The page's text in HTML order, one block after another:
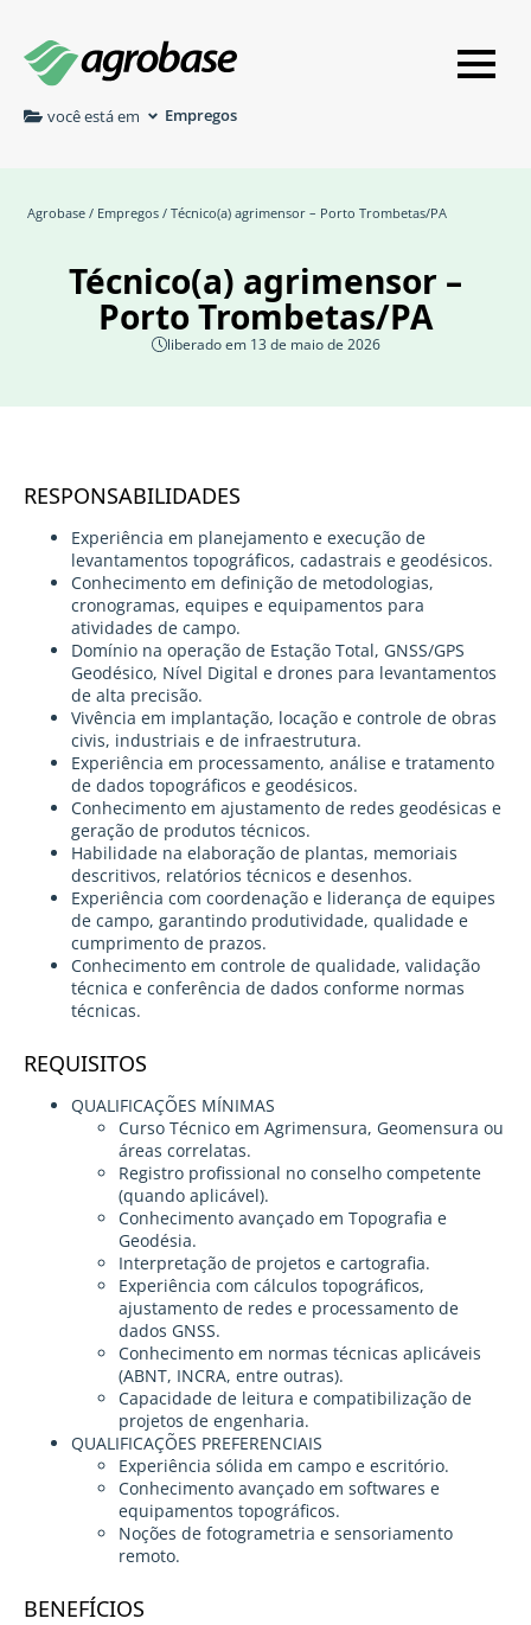
você está em Empregos
Agrobase / Empregos / Técnico(a) agrimensor – Porto Trombetas/PA
Técnico(a) agrimensor –
Porto Trombetas/PA
liberado em 13 de maio de 2026
RESPONSABILIDADES
Experiência em planejamento e execução de
levantamentos topográficos, cadastrais e geodésicos.
Conhecimento em definição de metodologias,
cronogramas, equipes e equipamentos para
atividades de campo.
Domínio na operação de Estação Total, GNSS/GPS
Geodésico, Nível Digital e drones para levantamentos
de alta precisão.
Vivência em implantação, locação e controle de obras
civis, industriais e de infraestrutura.
Experiência em processamento, análise e tratamento
de dados topográficos e geodésicos.
Conhecimento em ajustamento de redes geodésicas e
geração de produtos técnicos.
Habilidade na elaboração de plantas, memoriais
descritivos, relatórios técnicos e desenhos.
Experiência com coordenação e liderança de equipes
de campo, garantindo produtividade, qualidade e
cumprimento de prazos.
Conhecimento em controle de qualidade, validação
técnica e conferência de dados conforme normas
técnicas.
REQUISITOS
QUALIFICAÇÕES MÍNIMAS
Curso Técnico em Agrimensura, Geomensura ou
áreas correlatas.
Registro profissional no conselho competente
(quando aplicável).
Conhecimento avançado em Topografia e
Geodésia.
Interpretação de projetos e cartografia.
Experiência com cálculos topográficos,
ajustamento de redes e processamento de
dados GNSS.
Conhecimento em normas técnicas aplicáveis
(ABNT, INCRA, entre outras).
Capacidade de leitura e compatibilização de
projetos de engenharia.
QUALIFICAÇÕES PREFERENCIAIS
Experiência sólida em campo e escritório.
Conhecimento avançado em softwares e
equipamentos topográficos.
Noções de fotogrametria e sensoriamento
remoto.
BENEFÍCIOS